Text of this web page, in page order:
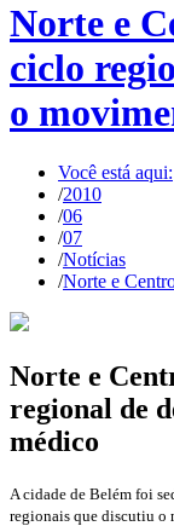
Norte e
ciclo
o
Você está aqui:
/2010
/06
/07
/Notícias
/Norte e
Norte e
regional de
médico
A cidade de Belém foi
regionais que discutiu o